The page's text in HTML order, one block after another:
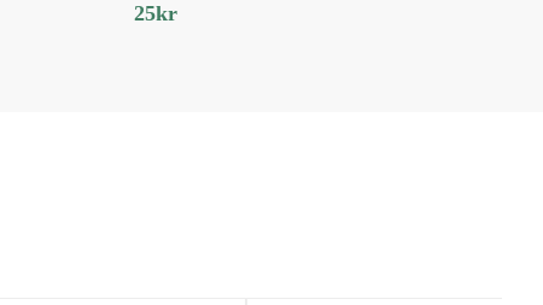
25kr